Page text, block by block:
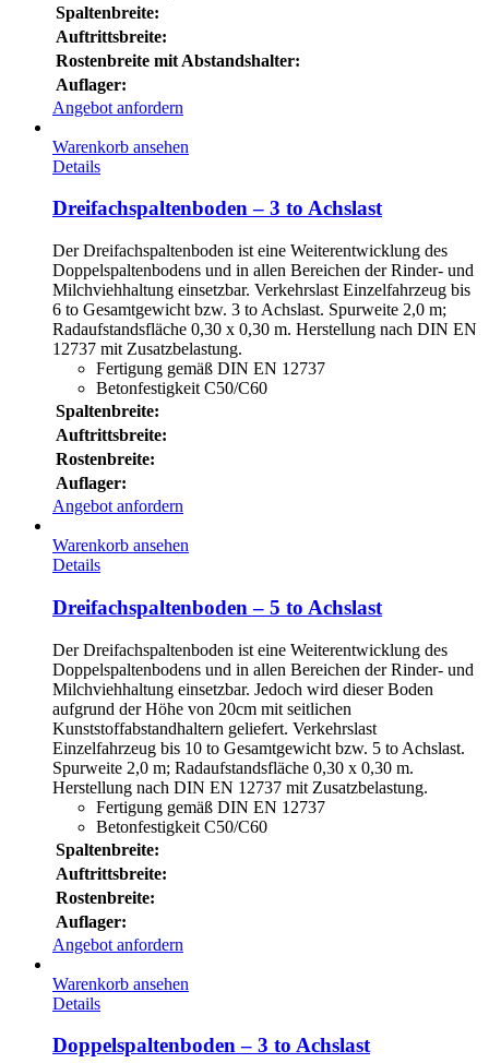
Spaltenbreite:
Auftrittsbreite:
Rostenbreite mit Abstandshalter:
Auflager:
Angebot anfordern
Warenkorb ansehen
Details
Dreifachspaltenboden – 3 to Achslast
Der Dreifachspaltenboden ist eine Weiterentwicklung des
Doppelspaltenbodens und in allen Bereichen der Rinder- und
Milchviehhaltung einsetzbar. Verkehrslast Einzelfahrzeug bis
6 to Gesamtgewicht bzw. 3 to Achslast. Spurweite 2,0 m;
Radaufstandsfläche 0,30 x 0,30 m. Herstellung nach DIN EN
12737 mit Zusatzbelastung.
Fertigung gemäß DIN EN 12737
Betonfestigkeit C50/C60
Spaltenbreite:
Auftrittsbreite:
Rostenbreite:
Auflager:
Angebot anfordern
Warenkorb ansehen
Details
Dreifachspaltenboden – 5 to Achslast
Der Dreifachspaltenboden ist eine Weiterentwicklung des
Doppelspaltenbodens und in allen Bereichen der Rinder- und
Milchviehhaltung einsetzbar. Jedoch wird dieser Boden
aufgrund der Höhe von 20cm mit seitlichen
Kunststoffabstandhaltern geliefert. Verkehrslast
Einzelfahrzeug bis 10 to Gesamtgewicht bzw. 5 to Achslast.
Spurweite 2,0 m; Radaufstandsfläche 0,30 x 0,30 m.
Herstellung nach DIN EN 12737 mit Zusatzbelastung.
Fertigung gemäß DIN EN 12737
Betonfestigkeit C50/C60
Spaltenbreite:
Auftrittsbreite:
Rostenbreite:
Auflager:
Angebot anfordern
Warenkorb ansehen
Details
Doppelspaltenboden – 3 to Achslast